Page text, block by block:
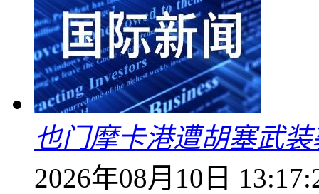
也门摩卡港遭胡塞武
2026年08月10日